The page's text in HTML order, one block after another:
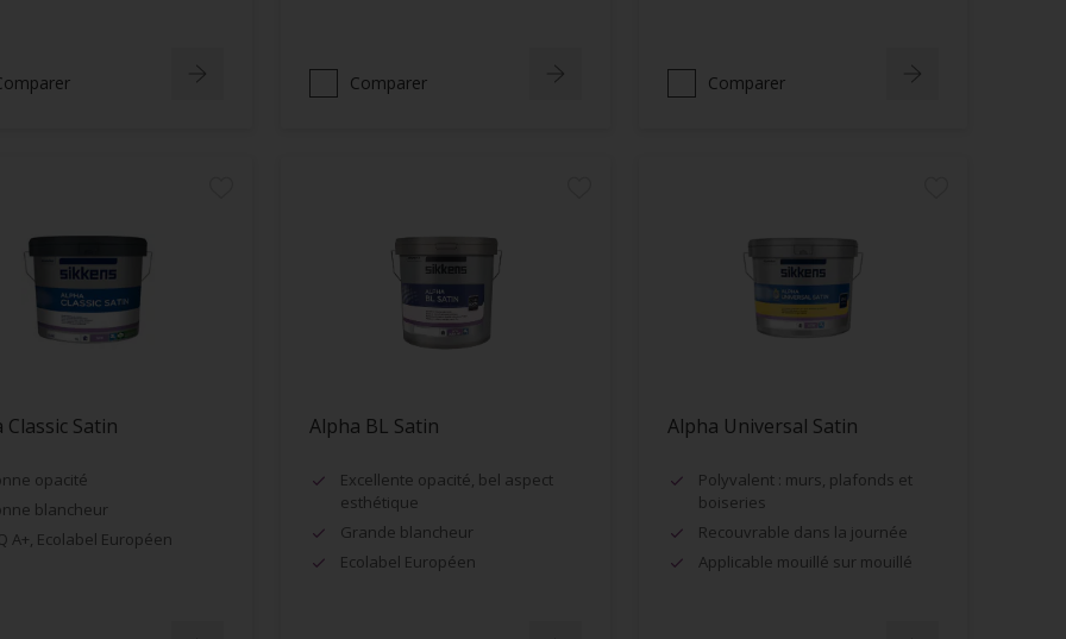
Comparer Comparer
Classic Satin
opacité
blancheur
A+, Ecolabel Européen
Alpha BL Satin
Excellente opacité, bel aspect
esthétique
Grande blancheur
Ecolabel Européen
Alpha Universal Satin
Polyvalent : murs, plafonds et
boiseries
Recouvrable dans la journée
Applicable mouillé sur mouillé